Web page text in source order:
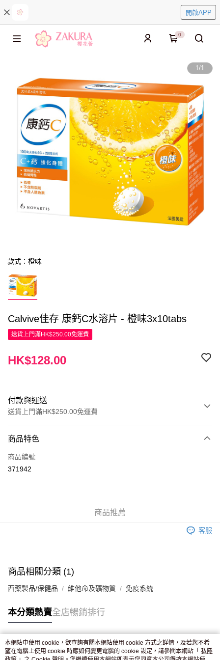
開啟APP
0
1/1
款式：橙味
Calvive佳存 康鈣C水溶片 - 橙味3x10tabs
送貨上門滿HK$250.00免運費
HK$128.00
付款與運送
送貨上門滿HK$250.00免運費
信用卡
Apple Pay
付款後門市自取，訂單確認後2-4個工作天到店，7天內取。逾期後
商品特色
商品編號
371942
商品推薦
客服
商品相關分類 (1)
西藥製品/保健品 維他命及礦物質 免疫系統
本分類熱賣全店暢銷排行
熱門標籤
本網站中使用 cookie，欲查詢有關本網站使用 cookie 方式之詳情，及若您不希
望在電腦上使用 cookie 時應如何變更電腦的 cookie 設定，請參閱本網站「 私隱